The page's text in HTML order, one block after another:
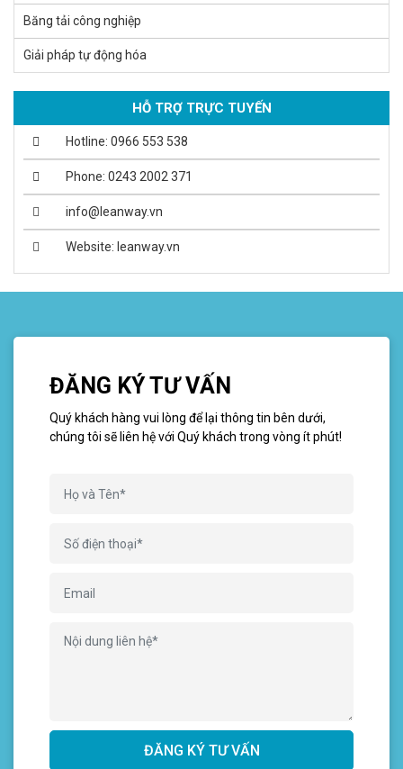
Băng tải công nghiệp
Giải pháp tự động hóa
HỖ TRỢ TRỰC TUYẾN
Hotline: 0966 553 538
Phone: 0243 2002 371
info@leanway.vn
Website: leanway.vn
ĐĂNG KÝ TƯ VẤN
Quý khách hàng vui lòng để lại thông tin bên dưới,
chúng tôi sẽ liên hệ với Quý khách trong vòng ít phút!